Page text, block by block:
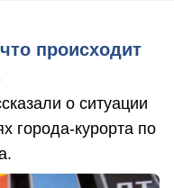
происходит
о ситуации
города-курорта по